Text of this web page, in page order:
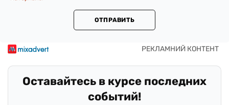
ОТПРАВИТЬ
Оставайтесь в курсе последних
событий!